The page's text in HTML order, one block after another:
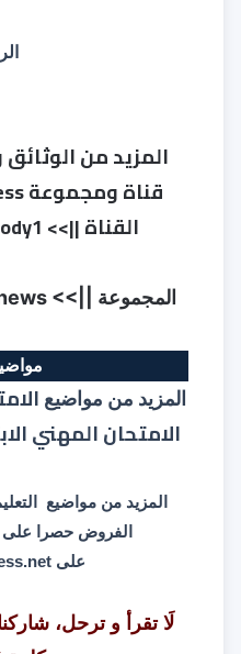
المزيد من الوثائق
قناة ومجموعة profpress على تليجرام
القناة ||>>
المجموعة ||>>
المزيد من مواضيع
الامتحان المهني
المزيد من مواضيع
الفروض حصرا على
على
لَا تقرأ و ترحل،